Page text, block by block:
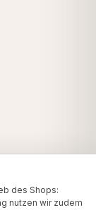
des Shops:
nutzen wir zudem